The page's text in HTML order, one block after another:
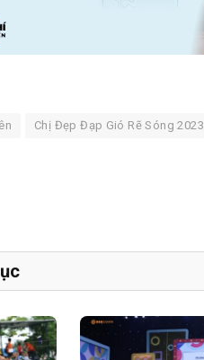
Chị Đẹp Đạp Gió Rẽ Sóng 2023